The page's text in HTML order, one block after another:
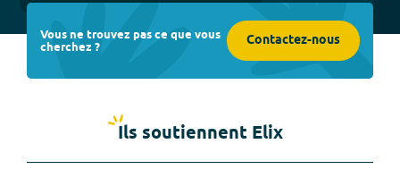
Vous ne trouvez pas ce que vous
cherchez ? Contactez-nous
Ils soutiennent Elix